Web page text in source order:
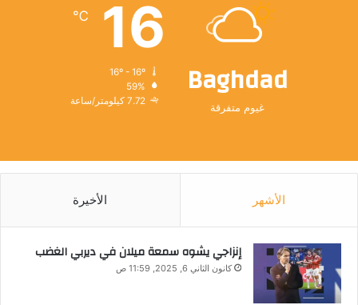
Baghdad
غيوم متفرقة
16
℃
59%
7.72 كيلومتر/ساعة
الأشهر الأخيرة
إنزاجي يشوه سمعة ميلان في ديربي الغضب
كانون الثاني 6, 2025, 11:59 ص